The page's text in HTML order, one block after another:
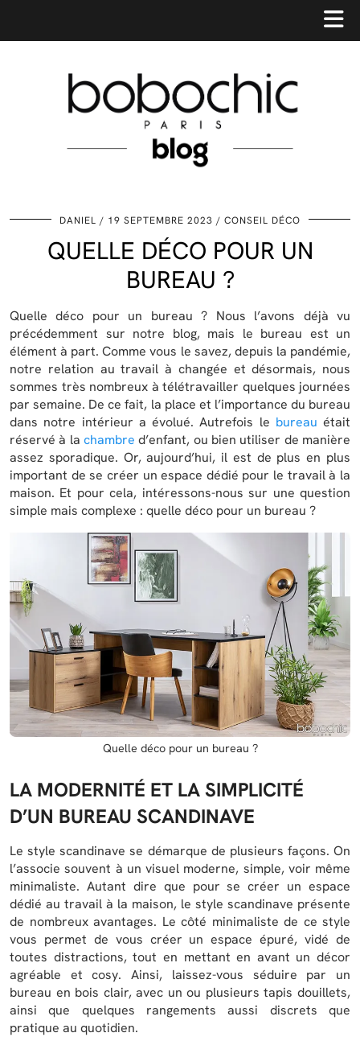
DANIEL 19 SEPTEMBRE 2023 CONSEIL DÉCO
QUELLE DÉCO POUR UN
BUREAU ?
Quelle déco pour un bureau ? Nous l’avons déjà vu
précédemment sur notre blog, mais le bureau est un
élément à part. Comme vous le savez, depuis la pandémie,
notre relation au travail à changée et désormais, nous
sommes très nombreux à télétravailler quelques journées
par semaine. De ce fait, la place et l’importance du bureau
dans notre intérieur a évolué. Autrefois le bureau était
réservé à la chambre d’enfant, ou bien utiliser de manière
assez sporadique. Or, aujourd’hui, il est de plus en plus
important de se créer un espace dédié pour le travail à la
maison. Et pour cela, intéressons-nous sur une question
simple mais complexe : quelle déco pour un bureau ?
Quelle déco pour un bureau ?
LA MODERNITÉ ET LA SIMPLICITÉ
D’UN BUREAU SCANDINAVE
Le style scandinave se démarque de plusieurs façons. On
l’associe souvent à un visuel moderne, simple, voir même
minimaliste. Autant dire que pour se créer un espace
dédié au travail à la maison, le style scandinave présente
de nombreux avantages. Le côté minimaliste de ce style
vous permet de vous créer un espace épuré, vidé de
toutes distractions, tout en mettant en avant un décor
agréable et cosy. Ainsi, laissez-vous séduire par un
bureau en bois clair, avec un ou plusieurs tapis douillets,
ainsi que quelques rangements aussi discrets que
pratique au quotidien.